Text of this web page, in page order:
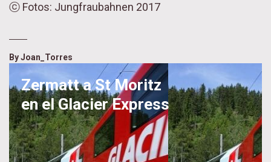
ⓒ Fotos: Jungfraubahnen 2017
ByJoan_Torres
Zermatt a St Moritz
en el Glacier Express